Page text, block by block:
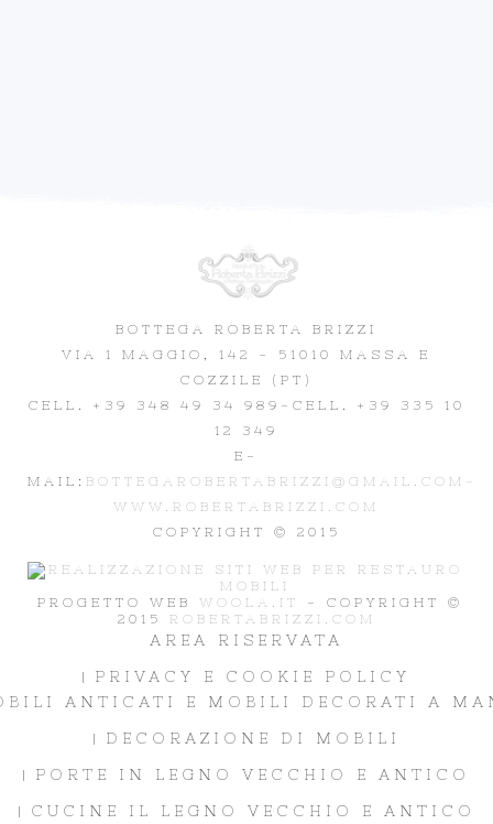
BOTTEGA ROBERTA BRIZZI
VIA 1 MAGGIO, 142 - 51010 MASSA E
COZZILE (PT)
CELL. +39 348 49 34 989 -CELL. +39 335 10
12 349
E-
MAIL: BOTTEGAROBERTABRIZZI@GMAIL.COM-
WWW.ROBERTABRIZZI.COM
COPYRIGHT © 2015
PROGETTO WEB WOOLA.IT
- COPYRIGHT ©
2015 ROBERTABRIZZI.COM
AREA RISERVATA
PRIVACY E COOKIE POLICY
ANTICATI E MOBILI DECORATI A
DECORAZIONE DI MOBILI
PORTE IN LEGNO VECCHIO E ANTICO
CUCINE IL LEGNO VECCHIO E ANTICO